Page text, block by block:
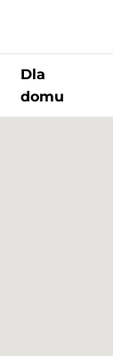
Dla
domu